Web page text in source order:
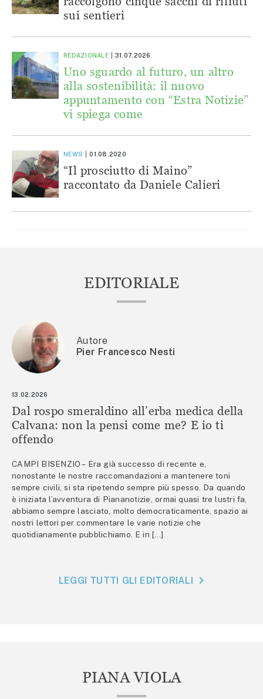
sui sentieri
REDAZIONALE 31.07.2026
Uno sguardo al futuro, un altro
alla sostenibilità: il nuovo
appuntamento con “Estra Notizie”
vi spiega come
NEWS 01.08.2020
“Il prosciutto di Maino”
raccontato da Daniele Calieri
EDITORIALE
Autore
Pier Francesco Nesti
13.02.2026
Dal rospo smeraldino all’erba medica della
Calvana: non la pensi come me? E io ti
offendo
CAMPI BISENZIO – Era già successo di recente e,
nonostante le nostre raccomandazioni a mantenere toni
sempre civili, si sta ripetendo sempre più spesso. Da quando
è iniziata l’avventura di Piananotizie, ormai quasi tre lustri fa,
abbiamo sempre lasciato, molto democraticamente, spazio ai
nostri lettori per commentare le varie notizie che
quotidianamente pubblichiamo. E in […]
LEGGI TUTTI GLI EDITORIALI
PIANA VIOLA